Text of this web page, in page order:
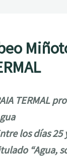
TERMAL
los días 25
“Agua,